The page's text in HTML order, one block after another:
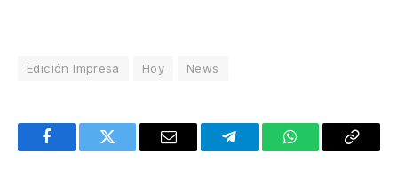
Edición Impresa Hoy News
FacebookTwitter Email TelegramWhatsAppCopy